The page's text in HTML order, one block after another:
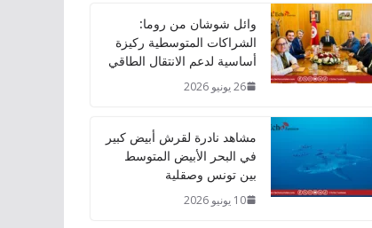
وائل شوشان من روما:
الشراكات المتوسطية ركيزة
أساسية لدعم الانتقال الطاقي
26 يونيو 2026
مشاهد نادرة لقرش أبيض كبير
في البحر الأبيض المتوسط
بين تونس وصقلية
10 يونيو 2026